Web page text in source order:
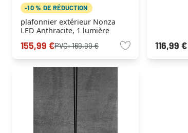
-10 % DE RÉDUCTION
plafonnier extérieur Nonza
LED Anthracite, 1 lumière
155,99 €PVC:169,99 € 116,99 €